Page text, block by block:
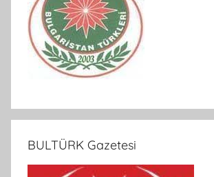
BULTÜRK Gazetesi